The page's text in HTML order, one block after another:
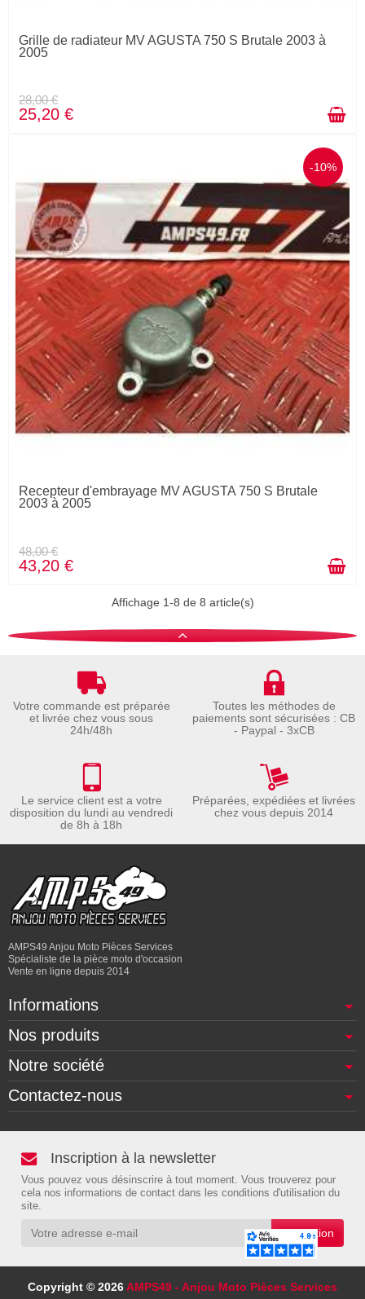
Grille de radiateur MV AGUSTA 750 S Brutale 2003 à
2005
28,00 €
25,20 €
-10%
Recepteur d'embrayage MV AGUSTA 750 S Brutale
2003 à 2005
48,00 €
43,20 €
Affichage 1-8 de 8 article(s)
Votre commande est préparée
et livrée chez vous sous
24h/48h
Toutes les méthodes de
paiements sont sécurisées : CB
- Paypal - 3xCB
Le service client est a votre
disposition du lundi au vendredi
de 8h à 18h
Préparées, expédiées et livrées
chez vous depuis 2014
AMPS49 Anjou Moto Pièces Services
Spécialiste de la pièce moto d'occasion
Vente en ligne depuis 2014
Informations
Nos produits
Notre société
Contactez-nous
Inscription à la newsletter
Vous pouvez vous désinscrire à tout moment. Vous trouverez pour
cela nos informations de contact dans les conditions d'utilisation du
site.
Copyright © 2026 AMPS49 - Anjou Moto Pièces Services